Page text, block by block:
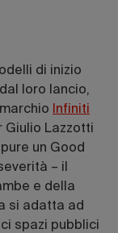
di inizio
loro lancio,
Infiniti
Giulio Lazzotti
un Good
– il
e della
si adatta ad
spazi pubblici